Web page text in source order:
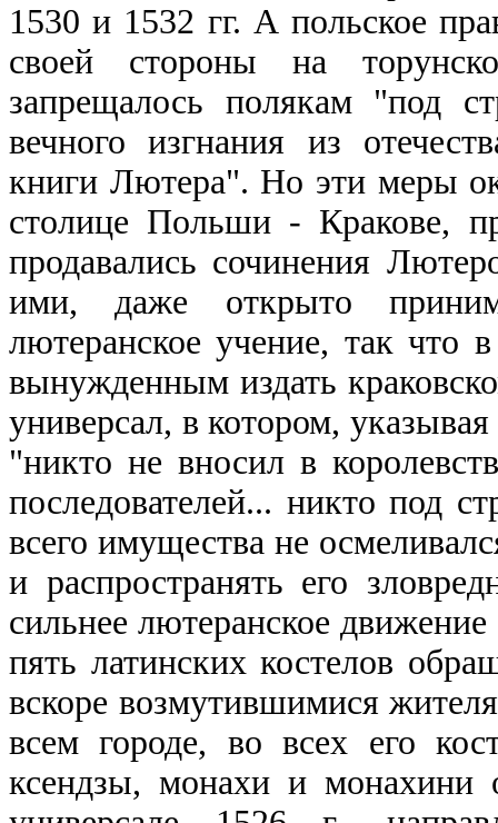
1530 и 1532 гг. А польское
своей стороны на
запрещалось полякам "под
вечного изгнания из
книги Лютера". Но эти меры
столице Польши - Кракове,
продавались сочинения
ими, даже открыто
лютеранское учение, так что
вынужденным издать
универсал, в котором,
"никто не вносил в
последователей... никто под
всего имущества не
и распространять его
сильнее лютеранское
пять латинских костелов
вскоре возмутившимися
всем городе, во всех его
ксендзы, монахи и